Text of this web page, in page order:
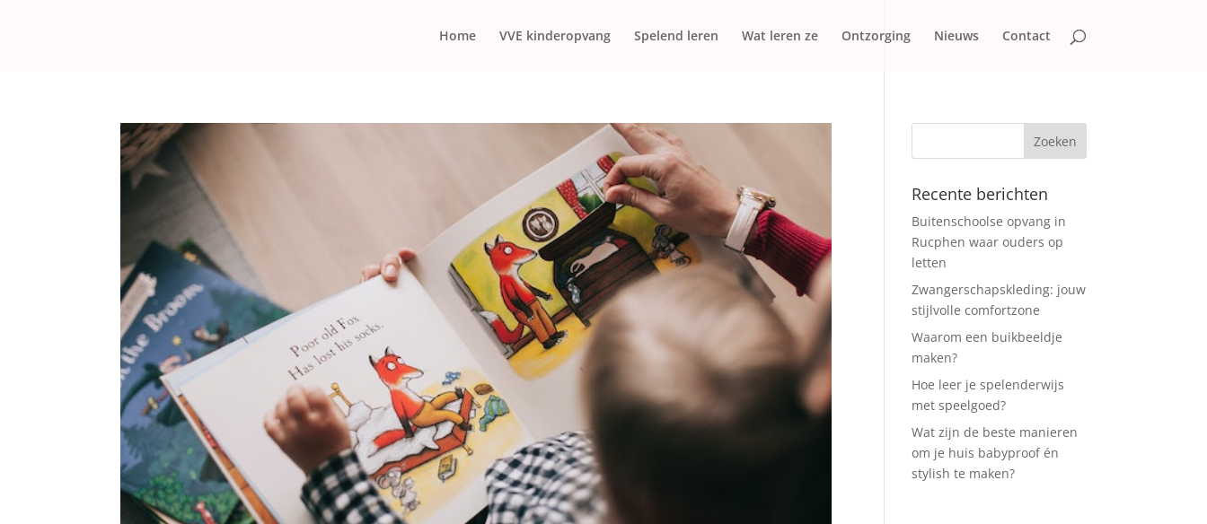
Home VVE kinderopvang Spelend leren Wat leren ze Ontzorging Nieuws Contact
Recente berichten
Buitenschoolse opvang in
Rucphen waar ouders op
letten
Zwangerschapskleding: jouw
stijlvolle comfortzone
Waarom een buikbeeldje
maken?
Hoe leer je spelenderwijs
met speelgoed?
Wat zijn de beste manieren
om je huis babyproof én
stylish te maken?